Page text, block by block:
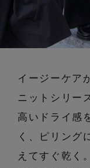
【リネン】
【レース】上
【雨の日】急
ウェア
カットソー・
ワンピース
シューズ
すべてのシュ
サンダル
パンプス
バッグ・財布
すべてのバッ
カゴバッグ
ファッション小
カスタマーサポ
エル・ショップ
お知らせ
よくあるご質問
イージーケア
ニットシリー
高いドライ感
く、ピリング
えてすぐ乾く